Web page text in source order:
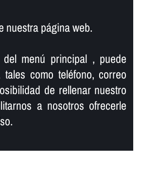
nuestra página web.
menú principal , puede
como teléfono, correo
de rellenar nuestro
a nosotros ofrecerle